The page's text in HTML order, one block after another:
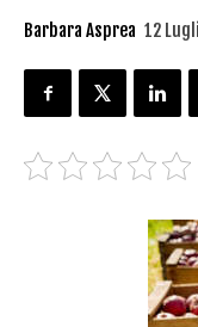
Barbara Asprea 12